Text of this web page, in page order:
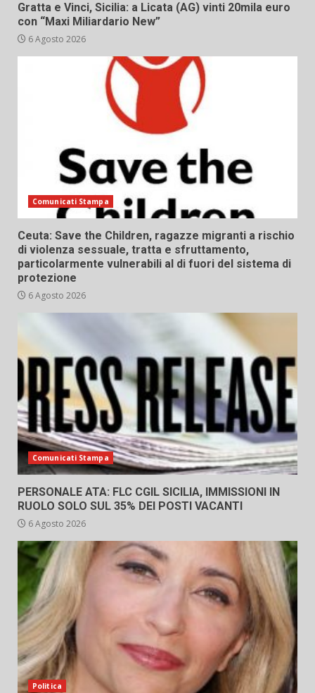
Gratta e Vinci, Sicilia: a Licata (AG) vinti 20mila euro
con “Maxi Miliardario New”
6 Agosto 2026
Comunicati Stampa
Ceuta: Save the Children, ragazze migranti a rischio
di violenza sessuale, tratta e sfruttamento,
particolarmente vulnerabili al di fuori del sistema di
protezione
6 Agosto 2026
Comunicati Stampa
PERSONALE ATA: FLC CGIL SICILIA, IMMISSIONI IN
RUOLO SOLO SUL 35% DEI POSTI VACANTI
6 Agosto 2026
Politica